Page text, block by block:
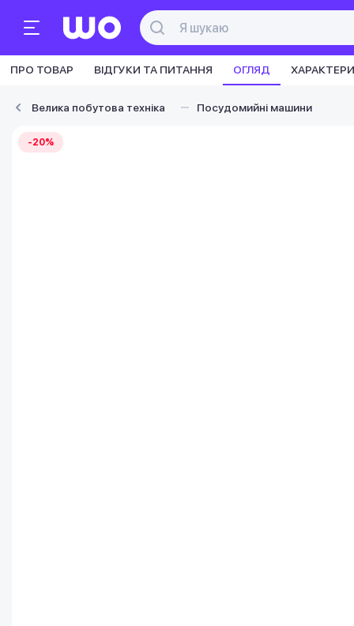
ПРО ТОВАР ВІДГУКИ ТА ПИТАННЯ ОГЛЯД
Велика побутова техніка Посудомийні машини
-20%